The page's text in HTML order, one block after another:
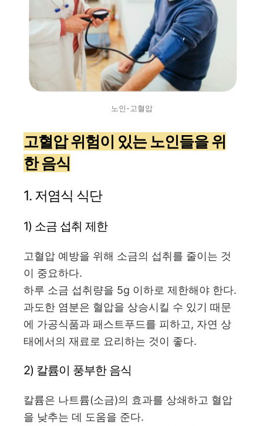
노인-고혈압
고혈압 위험이 있는 노인들을 위
한 음식
1. 저염식 식단
1) 소금 섭취 제한
고혈압 예방을 위해 소금의 섭취를 줄이는 것
이 중요하다.
하루 소금 섭취량을 5g 이하로 제한해야 한다.
과도한 염분은 혈압을 상승시킬 수 있기 때문
에 가공식품과 패스트푸드를 피하고, 자연 상
태에서의 재료로 요리하는 것이 좋다.
2) 칼륨이 풍부한 음식
칼륨은 나트륨(소금)의 효과를 상쇄하고 혈압
을 낮추는 데 도움을 준다.